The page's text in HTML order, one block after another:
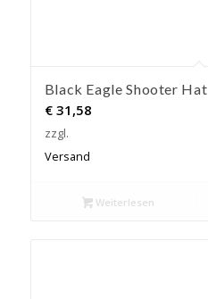
Black Eagle Shooter Hat
€31,58
zzgl.
Versand
Weiterlesen